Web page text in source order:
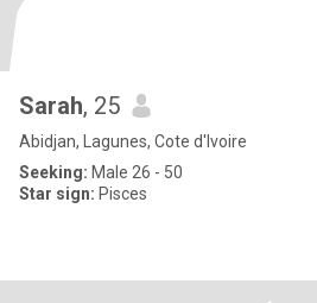
Sarah, 25
Abidjan, Lagunes, Cote d'Ivoire
Seeking: Male 26 - 50
Star sign: Pisces